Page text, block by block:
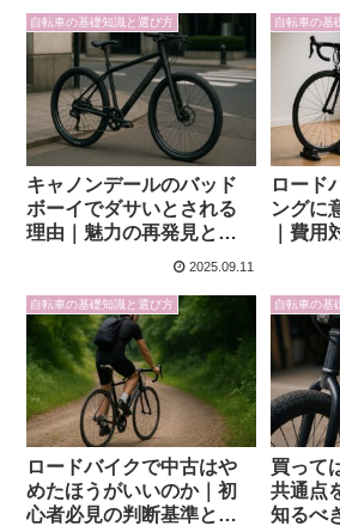
自転車の基礎知識と選び方
キャノンデールのバッド
ボーイでダサいとされる
理由｜魅力の再発見と選
2025.09.11
自転車の基
ロード
ングに
｜費用
自転車の基礎知識と選び方
ロードバイクで中古はや
めたほうがいいのか｜初
心者必見の判断基準と対
自転車の基
買って
共通点
知るべ